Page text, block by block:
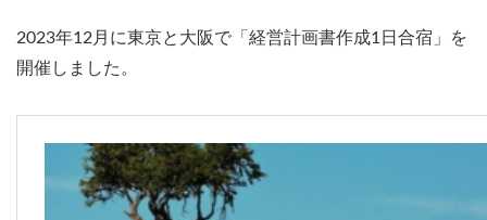
2023年12月に東京と大阪で「経営計画書作成1日合宿」を
開催しました。